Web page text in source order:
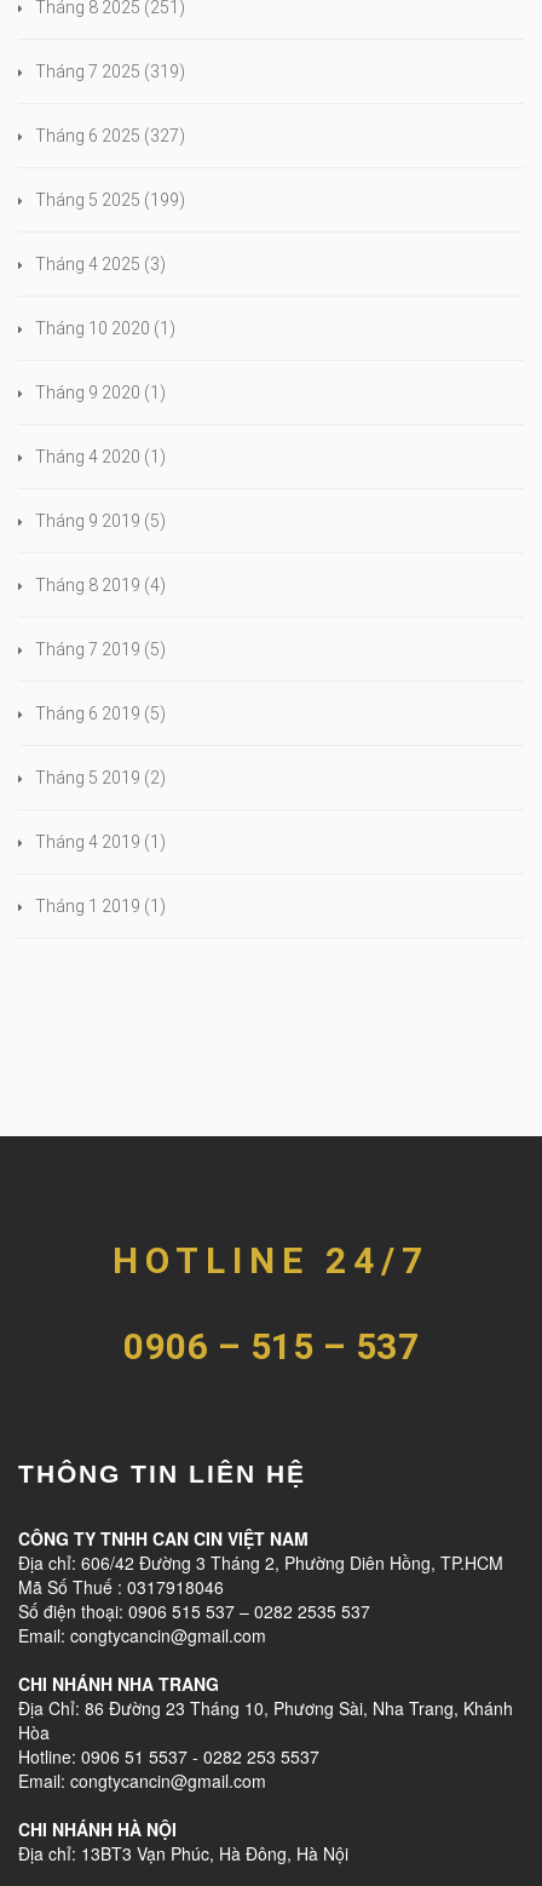
Tháng 8 2025 (251)
Tháng 7 2025 (319)
Tháng 6 2025 (327)
Tháng 5 2025 (199)
Tháng 4 2025 (3)
Tháng 10 2020 (1)
Tháng 9 2020 (1)
Tháng 4 2020 (1)
Tháng 9 2019 (5)
Tháng 8 2019 (4)
Tháng 7 2019 (5)
Tháng 6 2019 (5)
Tháng 5 2019 (2)
Tháng 4 2019 (1)
Tháng 1 2019 (1)
HOTLINE 24/7
0906 – 515 – 537
THÔNG TIN LIÊN HỆ
CÔNG TY TNHH CAN CIN VIỆT NAM
Địa chỉ: 606/42 Đường 3 Tháng 2, Phường Diên Hồng, TP.HCM
Mã Số Thuế : 0317918046
Số điện thoại: 0906 515 537 – 0282 2535 537
Email: congtycancin@gmail.com
CHI NHÁNH NHA TRANG
Địa Chỉ: 86 Đường 23 Tháng 10, Phương Sài, Nha Trang, Khánh
Hòa
Hotline: 0906 51 5537 - 0282 253 5537
Email: congtycancin@gmail.com
CHI NHÁNH HÀ NỘI
Địa chỉ: 13BT3 Vạn Phúc, Hà Đông, Hà Nội